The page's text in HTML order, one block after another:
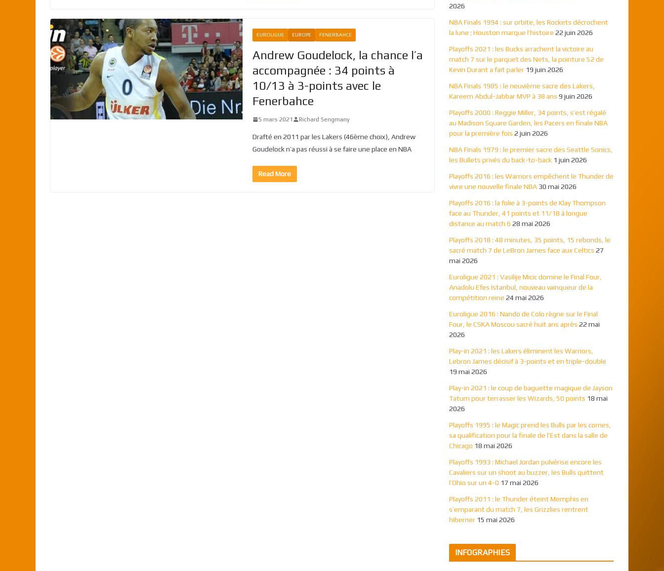
EUROLIGUE EUROPE FENERBAHCE
Andrew Goudelock, la chance l’a
accompagnée : 34 points à
10/13 à 3-points avec le
Fenerbahce
5 mars 2021 Richard Sengmany
Drafté en 2011 par les Lakers (46ème choix), Andrew
Goudelock n’a pas réussi à se faire une place en NBA
Read More
2026
NBA Finals 1994 : sur orbite, les Rockets décrochent
la lune ; Houston marque l’histoire 22 juin 2026
Playoffs 2021 : les Bucks arrachent la victoire au
match 7 sur le parquet des Nets, la pointure 52 de
Kevin Durant a fait parler 19 juin 2026
NBA Finals 1985 : le neuvième sacre des Lakers,
Kareem Abdul-Jabbar MVP à 38 ans 9 juin 2026
Playoffs 2000 : Reggie Miller, 34 points, s’est régalé
au Madison Square Garden, les Pacers en finale NBA
pour la première fois 2 juin 2026
NBA Finals 1979 : le premier sacre des Seattle Sonics,
les Bullets privés du back-to-back 1 juin 2026
Playoffs 2016 : les Warriors empêchent le Thunder de
vivre une nouvelle finale NBA 30 mai 2026
Playoffs 2016 : la folie à 3-points de Klay Thompson
face au Thunder, 41 points et 11/18 à longue
distance au match 6 28 mai 2026
Playoffs 2018 : 48 minutes, 35 points, 15 rebonds, le
sacré match 7 de LeBron James face aux Celtics 27
mai 2026
Euroligue 2021 : Vasilije Micic domine le Final Four,
Anadolu Efes Istanbul, nouveau vainqueur de la
compétition reine 24 mai 2026
Euroligue 2016 : Nando de Colo règne sur le Final
Four, le CSKA Moscou sacré huit ans après 22 mai
2026
Play-in 2021 : les Lakers éliminent les Warriors,
Lebron James décisif à 3-points et en triple-double
19 mai 2026
Play-in 2021 : le coup de baguette magique de Jayson
Tatum pour terrasser les Wizards, 50 points 18 mai
2026
Playoffs 1995 : le Magic prend les Bulls par les cornes,
sa qualification pour la finale de l’Est dans la salle de
Chicago 18 mai 2026
Playoffs 1993 : Michael Jordan pulvérise encore les
Cavaliers sur un shoot au buzzer, les Bulls quittent
l’Ohio sur un 4-0 17 mai 2026
Playoffs 2011 : le Thunder éteint Memphis en
s’emparant du match 7, les Grizzlies rentrent
hiberner 15 mai 2026
INFOGRAPHIES